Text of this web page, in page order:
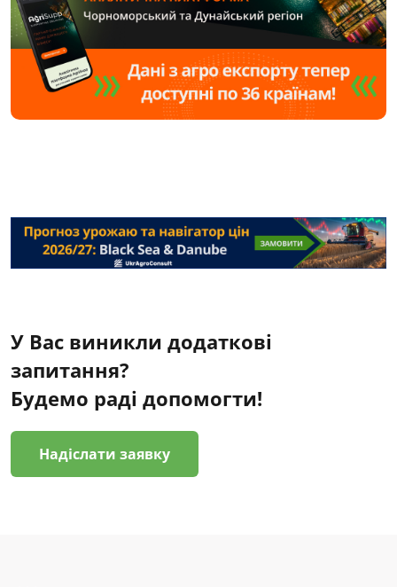
У Вас виникли додаткові
запитання?
Будемо раді допомогти!
Надіслати заявку